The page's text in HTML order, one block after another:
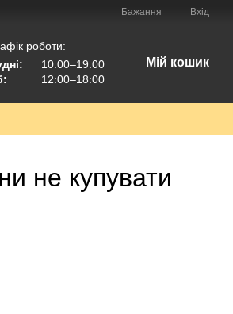
Бажання Вхід
роботи:
10:00–19:00
12:00–18:00
Мій кошик
не купувати